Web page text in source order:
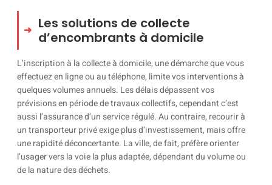
Les solutions de collecte
d’encombrants à domicile
L’inscription à la collecte à domicile, une démarche que vous
effectuez en ligne ou au téléphone, limite vos interventions à
quelques volumes annuels. Les délais dépassent vos
prévisions en période de travaux collectifs, cependant c’est
aussi l’assurance d’un service régulé. Au contraire, recourir à
un transporteur privé exige plus d’investissement, mais offre
une rapidité déconcertante. La ville, de fait, préfère orienter
l’usager vers la voie la plus adaptée, dépendant du volume ou
de la nature des déchets.